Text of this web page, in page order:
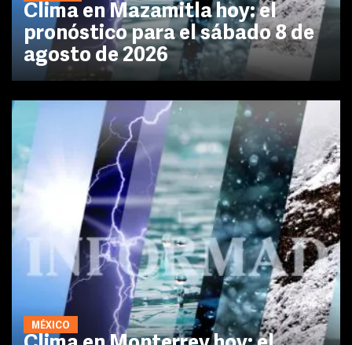
Clima en Mazamitla hoy: el
pronóstico para el sábado 8 de
agosto de 2026
MÉXICO